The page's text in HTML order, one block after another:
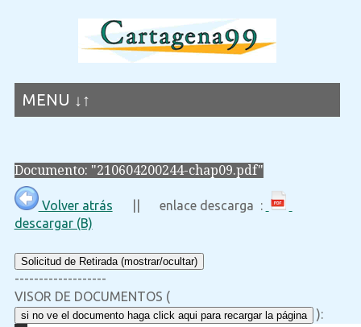
MENU ↓↑
Documento: "210604200244-chap09.pdf"
Volver atrás || enlace descarga :
descargar (B)
Solicitud de Retirada (mostrar/ocultar)
-------------------
VISOR DE DOCUMENTOS (
si no ve el documento haga click aqui para recargar la página ):